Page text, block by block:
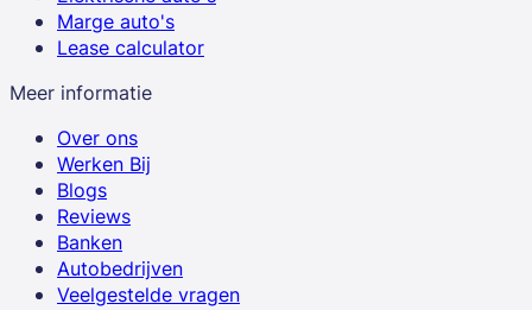
Marge auto's
Lease calculator
Meer informatie
Over ons
Werken Bij
Blogs
Reviews
Banken
Autobedrijven
Veelgestelde vragen